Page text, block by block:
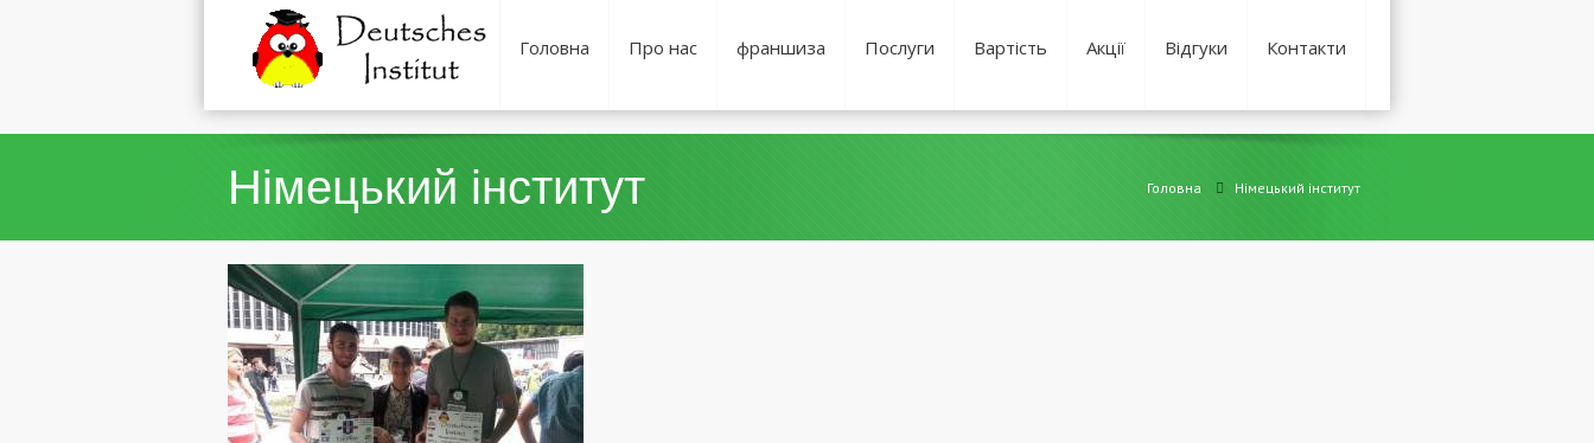
Головна Про нас франшиза Послуги Вартість Акції Відгуки Контакти
Німецький інститут Головна Німецький інститут